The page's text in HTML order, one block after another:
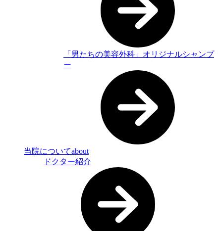
「男たちの美容外科」オリジナルシャンプ
ー
当院についてabout
ドクター紹介